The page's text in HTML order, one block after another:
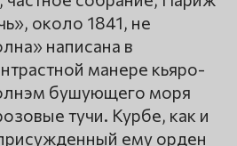
около 1841, не
написана в
манере кьяро-
бушующего моря
тучи. Курбе, как и
ему орден